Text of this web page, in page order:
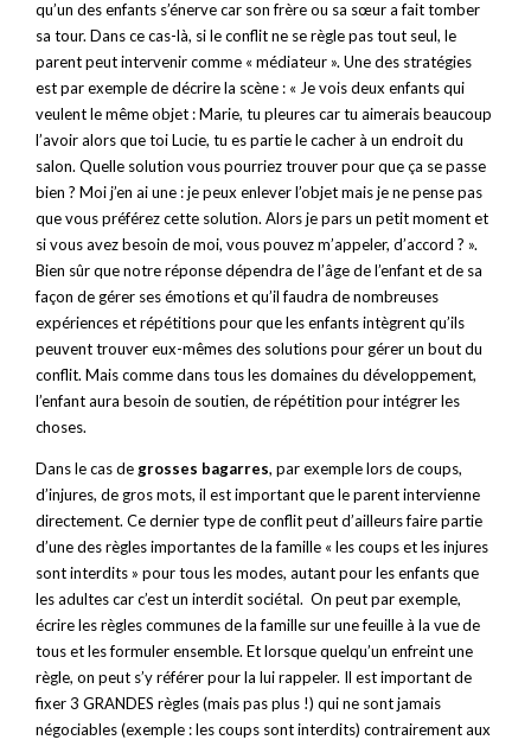
qu’un des enfants s’énerve car son frère ou sa sœur a fait tomber
sa tour. Dans ce cas-là, si le conflit ne se règle pas tout seul, le
parent peut intervenir comme « médiateur ». Une des stratégies
est par exemple de décrire la scène : « Je vois deux enfants qui
veulent le même objet : Marie, tu pleures car tu aimerais beaucoup
l’avoir alors que toi Lucie, tu es partie le cacher à un endroit du
salon. Quelle solution vous pourriez trouver pour que ça se passe
bien ? Moi j’en ai une : je peux enlever l’objet mais je ne pense pas
que vous préférez cette solution. Alors je pars un petit moment et
si vous avez besoin de moi, vous pouvez m’appeler, d’accord ? ».
Bien sûr que notre réponse dépendra de l’âge de l’enfant et de sa
façon de gérer ses émotions et qu’il faudra de nombreuses
expériences et répétitions pour que les enfants intègrent qu’ils
peuvent trouver eux-mêmes des solutions pour gérer un bout du
conflit. Mais comme dans tous les domaines du développement,
l’enfant aura besoin de soutien, de répétition pour intégrer les
choses.
Dans le cas de grosses bagarres, par exemple lors de coups,
d’injures, de gros mots, il est important que le parent intervienne
directement. Ce dernier type de conflit peut d’ailleurs faire partie
d’une des règles importantes de la famille « les coups et les injures
sont interdits » pour tous les modes, autant pour les enfants que
les adultes car c’est un interdit sociétal. On peut par exemple,
écrire les règles communes de la famille sur une feuille à la vue de
tous et les formuler ensemble. Et lorsque quelqu’un enfreint une
règle, on peut s’y référer pour la lui rappeler. Il est important de
fixer 3 GRANDES règles (mais pas plus !) qui ne sont jamais
négociables (exemple : les coups sont interdits) contrairement aux